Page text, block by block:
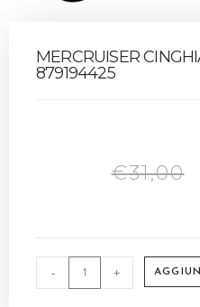
MERCRUISER
879194425
€31,00
- +